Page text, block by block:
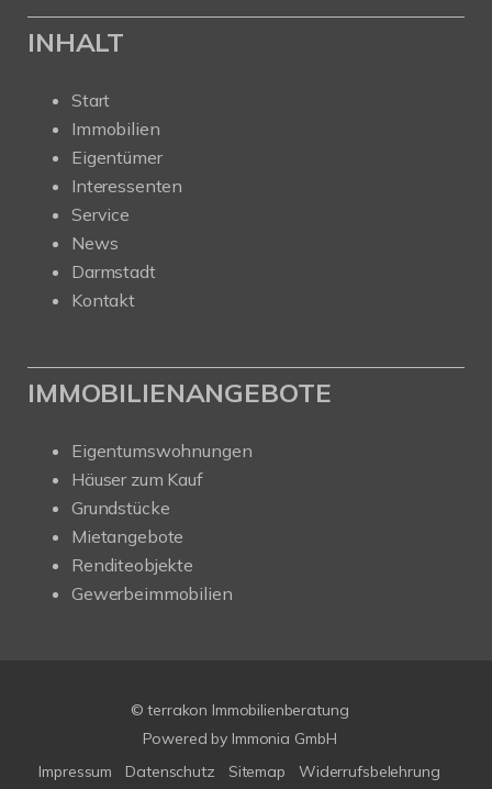
INHALT
Start
Immobilien
Eigentümer
Interessenten
Service
News
Darmstadt
Kontakt
IMMOBILIENANGEBOTE
Eigentumswohnungen
Häuser zum Kauf
Grundstücke
Mietangebote
Renditeobjekte
Gewerbeimmobilien
© terrakon Immobilienberatung
Powered by Immonia GmbH
Impressum
Datenschutz Sitemap Widerrufsbelehrung